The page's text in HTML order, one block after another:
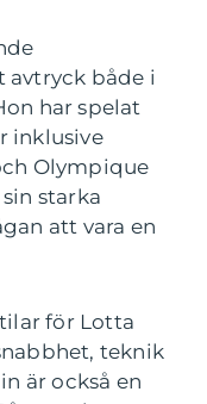
avtryck både i
har spelat
inklusive
Olympique
starka
att vara en
för Lotta
teknik
är också en